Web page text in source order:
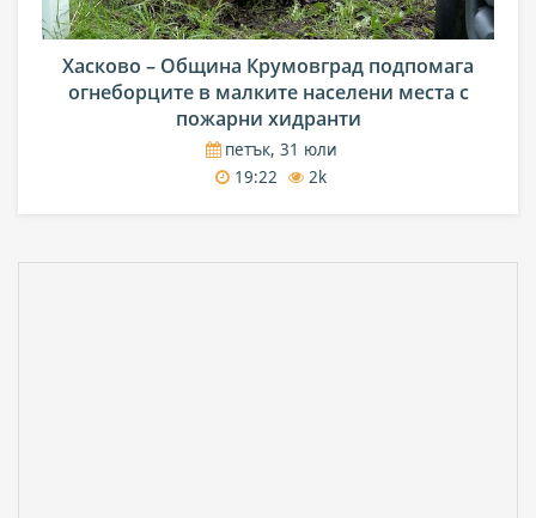
Хасково – Община Крумовград подпомага
огнеборците в малките населени места с
пожарни хидранти
петък, 31 юли
19:22
2k